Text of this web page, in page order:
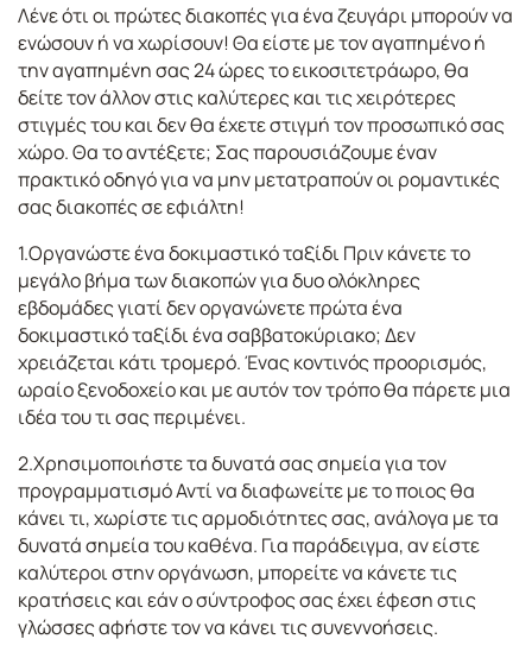
Λένε ότι οι πρώτες διακοπές για ένα ζευγάρι μπορούν να
ενώσουν ή να χωρίσουν! Θα είστε με τον αγαπημένο ή
την αγαπημένη σας 24 ώρες το εικοσιτετράωρο, θα
δείτε τον άλλον στις καλύτερες και τις χειρότερες
στιγμές του και δεν θα έχετε στιγμή τον προσωπικό σας
χώρο. Θα το αντέξετε; Σας παρουσιάζουμε έναν
πρακτικό οδηγό για να μην μετατραπούν οι ρομαντικές
σας διακοπές σε εφιάλτη!
1.Οργανώστε ένα δοκιμαστικό ταξίδι Πριν κάνετε το
μεγάλο βήμα των διακοπών για δυο ολόκληρες
εβδομάδες γιατί δεν οργανώνετε πρώτα ένα
δοκιμαστικό ταξίδι ένα σαββατοκύριακο; Δεν
χρειάζεται κάτι τρομερό. Ένας κοντινός προορισμός,
ωραίο ξενοδοχείο και με αυτόν τον τρόπο θα πάρετε μια
ιδέα του τι σας περιμένει.
2.Χρησιμοποιήστε τα δυνατά σας σημεία για τον
προγραμματισμό Αντί να διαφωνείτε με το ποιος θα
κάνει τι, χωρίστε τις αρμοδιότητες σας, ανάλογα με τα
δυνατά σημεία του καθένα. Για παράδειγμα, αν είστε
καλύτεροι στην οργάνωση, μπορείτε να κάνετε τις
κρατήσεις και εάν ο σύντροφος σας έχει έφεση στις
γλώσσες αφήστε τον να κάνει τις συνεννοήσεις.